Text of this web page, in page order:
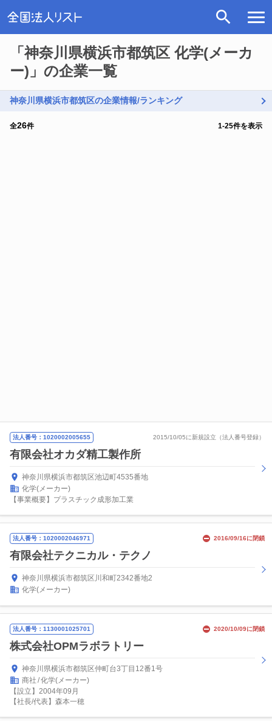
「神奈川県横浜市都筑区 化学(メーカ
ー)」の企業一覧
神奈川県横浜市都筑区の企業情報/ランキング
全26件 1-25件を表示
法人番号：1020002005655 2015/10/05に新規設立（法人番号登録）
有限会社オカダ精工製作所
神奈川県横浜市都筑区池辺町4535番地
化学(メーカー)
【事業概要】プラスチック成形加工業
法人番号：1020002046971 2016/09/16に閉鎖
有限会社テクニカル・テクノ
神奈川県横浜市都筑区川和町2342番地2
化学(メーカー)
法人番号：1130001025701 2020/10/09に閉鎖
株式会社OPMラボラトリー
神奈川県横浜市都筑区仲町台3丁目12番1号
商社 化学(メーカー)
【設立】2004年09月
【社長/代表】森本一穂